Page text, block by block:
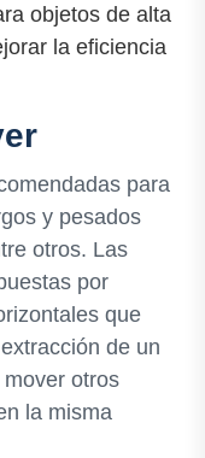
objetos de alta
la eficiencia
para
y pesados
otros. Las
por
que
de un
otros
la misma